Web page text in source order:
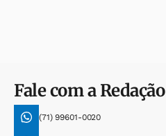
Fale com a Redação
(71) 99601-0020